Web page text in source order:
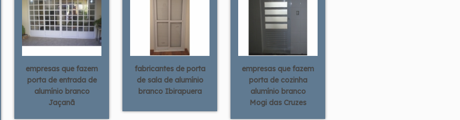
empresas que fazem
porta de entrada de
alumínio branco
Jaçanã
fabricantes de porta
de sala de alumínio
branco Ibirapuera
empresas que fazem
porta de cozinha
alumínio branco
Mogi das Cruzes